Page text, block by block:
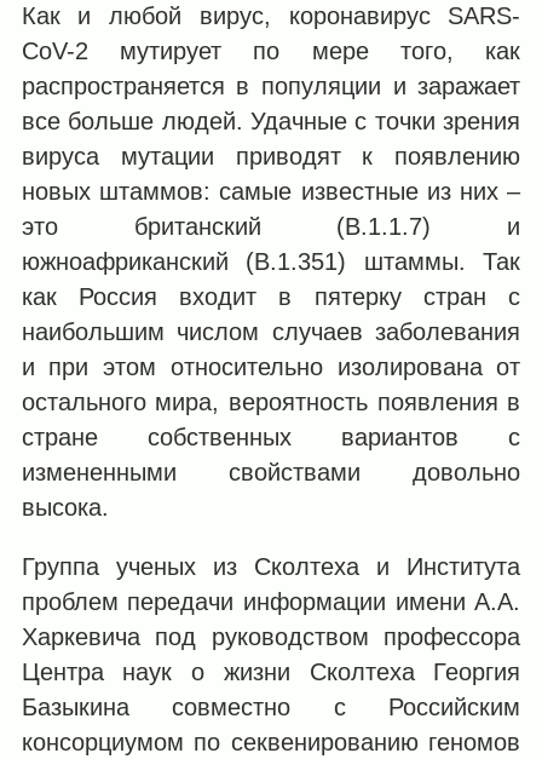
Как и любой вирус, коронавирус SARS-
CoV-2 мутирует по мере того, как
распространяется в популяции и заражает
все больше людей. Удачные с точки зрения
вируса мутации приводят к появлению
новых штаммов: самые известные из них –
это британский (B.1.1.7) и
южноафриканский (B.1.351) штаммы. Так
как Россия входит в пятерку стран с
наибольшим числом случаев заболевания
и при этом относительно изолирована от
остального мира, вероятность появления в
стране собственных вариантов с
измененными свойствами довольно
высока.
Группа ученых из Сколтеха и Института
проблем передачи информации имени А.А.
Харкевича под руководством профессора
Центра наук о жизни Сколтеха Георгия
Базыкина совместно с Российским
консорциумом по секвенированию геномов